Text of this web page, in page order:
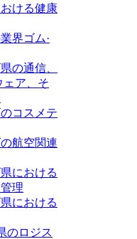
ける健康
界ゴム·
の通信、
ェア、そ
コスメテ
航空関連
における
理
における
のロジス